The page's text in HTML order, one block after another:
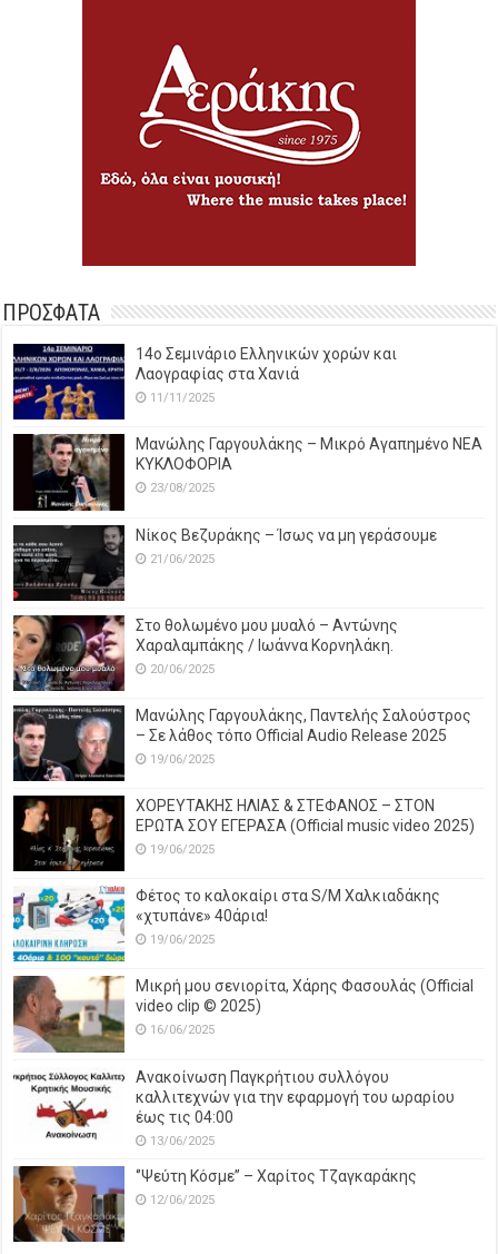
ΠΡΟΣΦΑΤΑ
14o Σεμινάριο Ελληνικών χορών και
Λαογραφίας στα Χανιά
11/11/2025
Μανώλης Γαργουλάκης – Μικρό Αγαπημένο NEΑ
ΚΥΚΛΟΦΟΡΙΑ
23/08/2025
Νίκος Βεζυράκης – Ίσως να μη γεράσουμε
21/06/2025
Στο θολωμένο μου μυαλό – Αντώνης
Χαραλαμπάκης / Ιωάννα Κορνηλάκη.
20/06/2025
Μανώλης Γαργουλάκης, Παντελής Σαλούστρος
– Σε λάθος τόπο Official Audio Release 2025
19/06/2025
ΧΟΡΕΥΤΑΚΗΣ ΗΛΙΑΣ & ΣΤΕΦΑΝΟΣ – ΣΤΟΝ
ΕΡΩΤΑ ΣΟΥ ΕΓΕΡΑΣΑ (Official music video 2025)
19/06/2025
Φέτος το καλοκαίρι στα S/M Χαλκιαδάκης
«χτυπάνε» 40άρια!
19/06/2025
Μικρή μου σενιορίτα, Χάρης Φασουλάς (Official
video clip © 2025)
16/06/2025
Ανακοίνωση Παγκρήτιου συλλόγου
καλλιτεχνών για την εφαρμογή του ωραρίου
έως τις 04:00
13/06/2025
‘’Ψεύτη Κόσμε’’ – Χαρίτος Τζαγκαράκης
12/06/2025